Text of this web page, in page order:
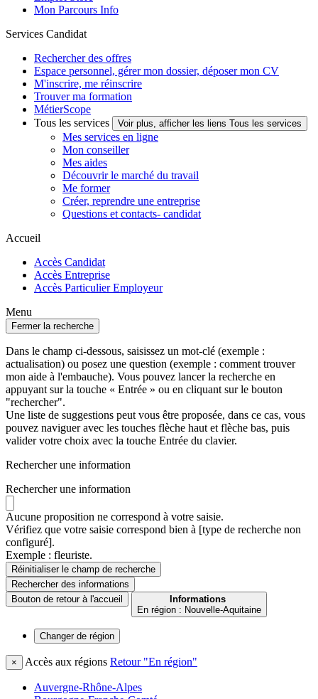
Mon Parcours Info
Services Candidat
Rechercher des offres
Espace personnel, gérer mon dossier, déposer mon CV
M'inscrire, me réinscrire
Trouver ma formation
MétierScope
Tous les services
Voir plus, afficher les liens Tous les services
Mes services en ligne
Mon conseiller
Mes aides
Découvrir le marché du travail
Me former
Créer, reprendre une entreprise
Questions et contacts- candidat
Accueil
Accès Candidat
Accès Entreprise
Accès Particulier Employeur
Menu
Fermer la recherche
Dans le champ ci-dessous, saisissez un mot-clé (exemple :
actualisation) ou posez une question (exemple : comment trouver
mon aide à l'embauche). Vous pouvez lancer la recherche en
appuyant sur la touche « Entrée » ou en cliquant sur le bouton
"rechercher".
Une liste de suggestions peut vous être proposée, dans ce cas, vous
pouvez naviguer avec les touches flèche haut et flèche bas, puis
valider votre choix avec la touche Entrée du clavier.
Rechercher une information
Rechercher une information
Aucune proposition ne correspond à votre saisie.
Vérifiez que votre saisie correspond bien à [type de recherche non
configuré].
Exemple : fleuriste.
Réinitialiser le champ de recherche
Rechercherdes informations
Bouton de retour à l'accueil
Informations
En région : Nouvelle-Aquitaine
Changer de région
× Accès aux régions Retour "En région"
Auvergne-Rhône-Alpes